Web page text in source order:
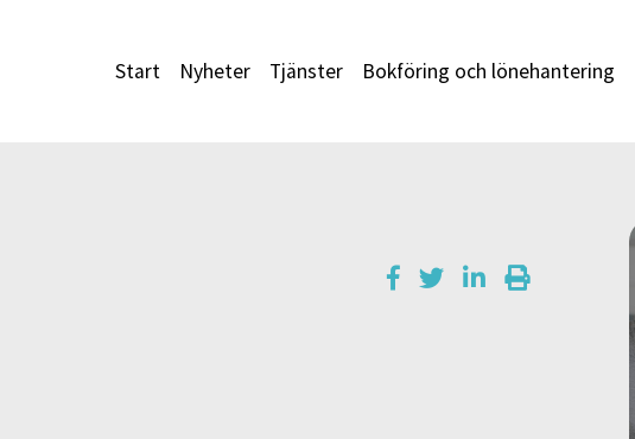
Start Nyheter Tjänster Bokföring och lönehantering